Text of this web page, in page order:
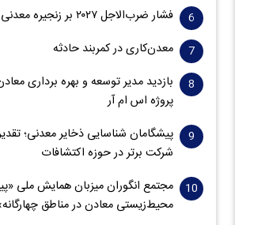
فشار ضرب‌الاجل ۲۰۲۷ بر زنجیره معدنی آمریکا
معدن‌کاری در کمربند حادثه
بازدید مدیر توسعه و بهره برداری
پروژه اس ام آر
پیشگامان شناسایی ذخایر معدنی؛
شرکت برتر در حوزه اکتشافات‌
مجتمع انگوران میزبان همایش ملی
محیط‌زیستی معادن در مناطق